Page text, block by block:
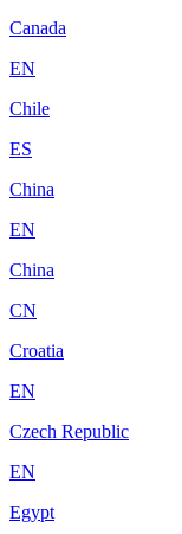
Canada
EN
Chile
ES
China
EN
China
CN
Croatia
EN
Czech Republic
EN
Egypt